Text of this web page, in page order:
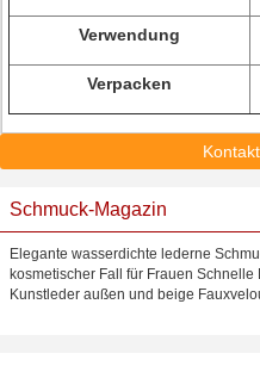
Verwendung
Verpacken
Schmuck-Magazin
Elegante wasserdichte lederne
kosmetischer Fall für Frauen
Kunstleder außen und beige